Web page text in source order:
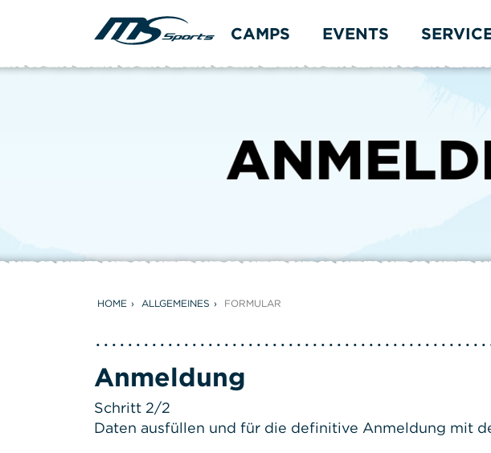
CAMPS EVENTS
HOME ALLGEMEINES FORMULAR
Anmeldung
Schritt 2/2
Daten ausfüllen und für die definitive Anmeldung mit